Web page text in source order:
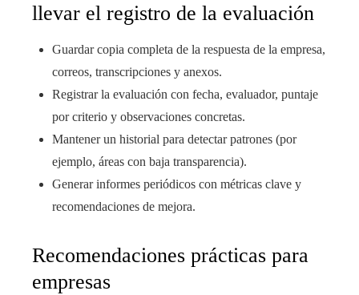
llevar el registro de la evaluación
Guardar copia completa de la respuesta de la empresa,
correos, transcripciones y anexos.
Registrar la evaluación con fecha, evaluador, puntaje
por criterio y observaciones concretas.
Mantener un historial para detectar patrones (por
ejemplo, áreas con baja transparencia).
Generar informes periódicos con métricas clave y
recomendaciones de mejora.
Recomendaciones prácticas para
empresas